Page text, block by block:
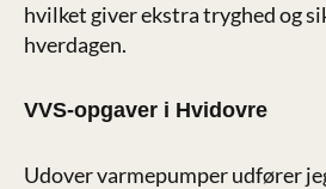
hvilket giver ekstra tryghed og
hverdagen.
VVS-opgaver i Hvidovre
Udover varmepumper udfører